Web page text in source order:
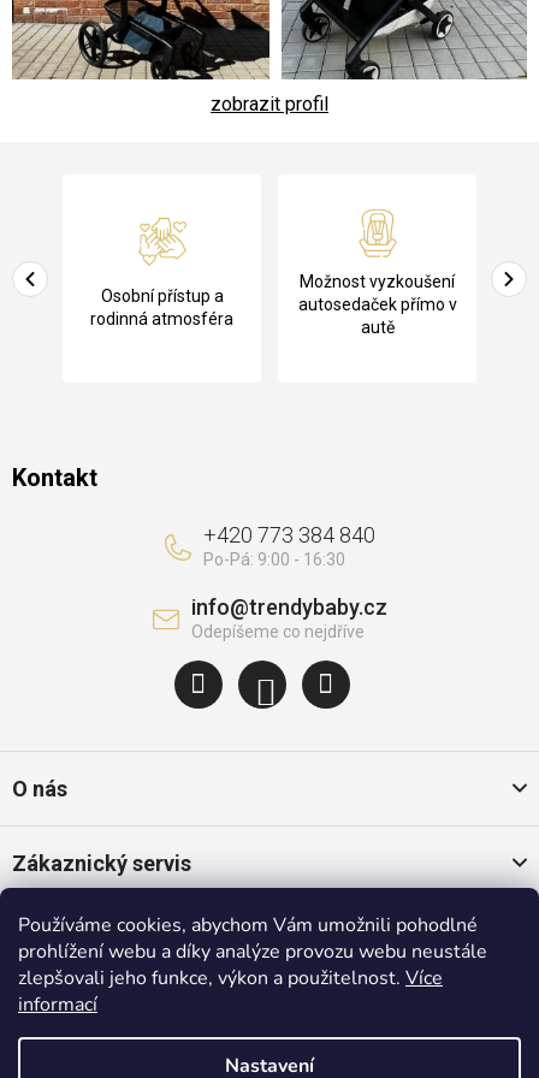
Používáme cookies, abychom Vám umožnili pohodlné
prohlížení webu a díky analýze provozu webu neustále
zlepšovali jeho funkce, výkon a použitelnost. Více
informací
Nastavení
zobrazit profil
a
Osobní přístup a
rodinná atmosféra
Možnost vyzkoušení
autosedaček přímo v
autě
Kontakt
info@trendybaby.cz
+420 773 384 840
O nás
Zákaznický servis
Oblíbené kategorie
Populární značky